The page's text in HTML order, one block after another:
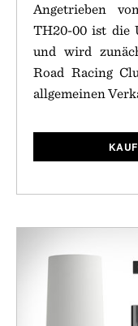
Angetrieben
TH20-00 ist die
und wird
Road Racing
allgemeinen